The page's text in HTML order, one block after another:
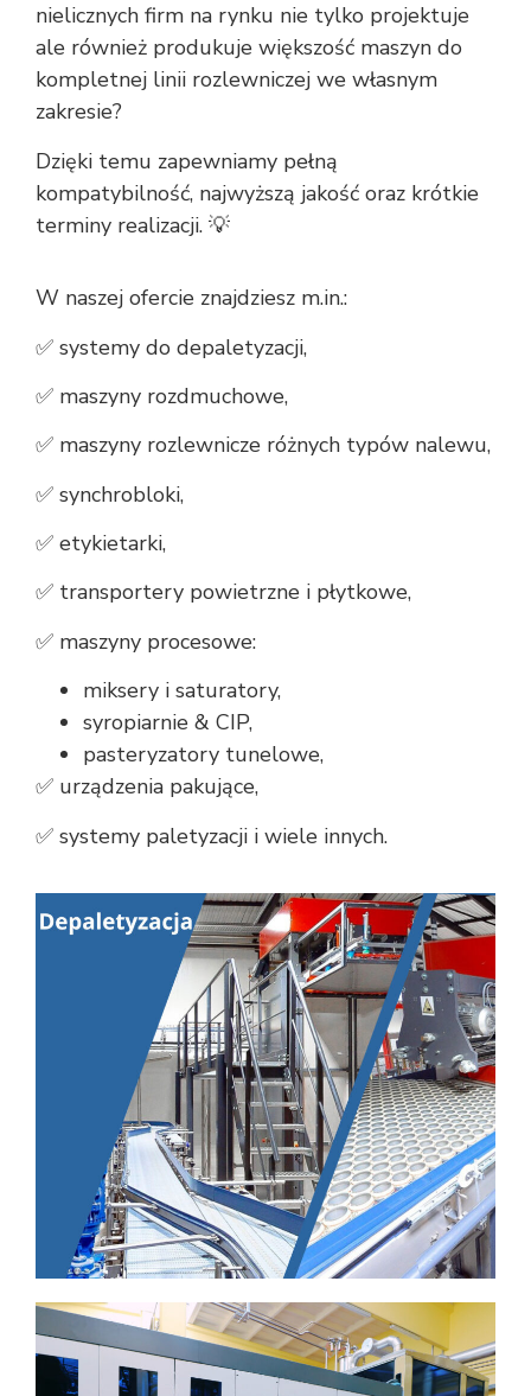
nielicznych firm na rynku nie tylko projektuje
ale również produkuje większość maszyn do
kompletnej linii rozlewniczej we własnym
zakresie?
Dzięki temu zapewniamy pełną
kompatybilność, najwyższą jakość oraz krótkie
terminy realizacji. 💡
W naszej ofercie znajdziesz m.in.:
✅ systemy do depaletyzacji,
✅ maszyny rozdmuchowe,
✅ maszyny rozlewnicze różnych typów nalewu,
✅ synchrobloki,
✅ etykietarki,
✅ transportery powietrzne i płytkowe,
✅ maszyny procesowe:
miksery i saturatory,
syropiarnie & CIP,
pasteryzatory tunelowe,
✅ urządzenia pakujące,
✅ systemy paletyzacji i wiele innych.